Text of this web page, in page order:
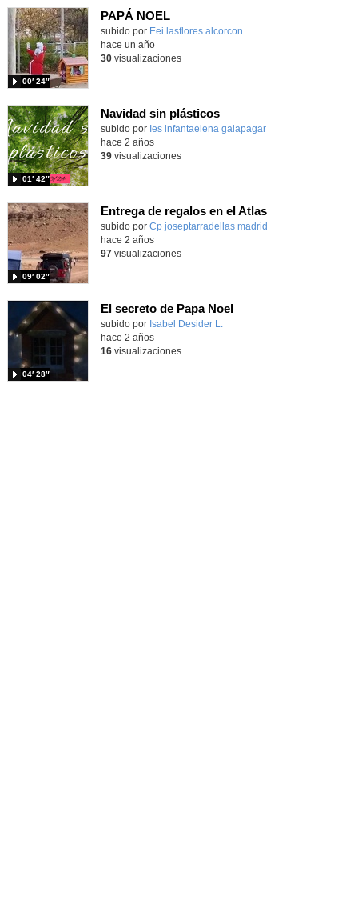
PAPÁ NOEL
Contenido educativo.
subido por Eei lasflores alcorcon
00′ 24″
hace un año
30visualizaciones
Navidad sin plásticos
subido por Ies infantaelena galapagar
01′ 42″
-
hace 2 años
39visualizaciones
Entrega de regalos en el Atlas
subido por Cp joseptarradellas madrid
09′ 02″
hace 2 años
97visualizaciones
El secreto de Papa Noel
subido por Isabel Desider L.
04′ 28″
hace 2 años
16visualizaciones